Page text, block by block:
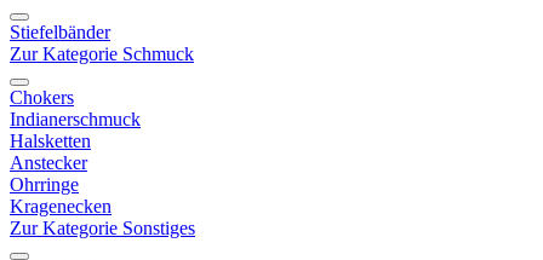
Stiefelbänder
Zur Kategorie Schmuck
Chokers
Indianerschmuck
Halsketten
Anstecker
Ohrringe
Kragenecken
Zur Kategorie Sonstiges